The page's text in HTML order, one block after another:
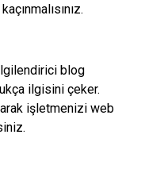
blog
ilgisini çeker.
işletmenizi web